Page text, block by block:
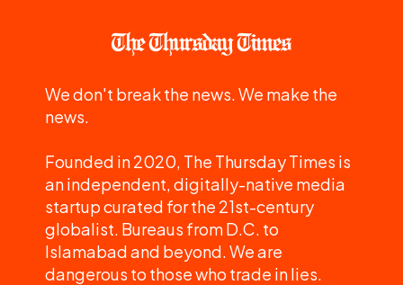
We don't break the news. We make the
news.
Founded in 2020, The Thursday Times is
an independent, digitally-native media
startup curated for the 21st-century
globalist. Bureaus from D.C. to
Islamabad and beyond. We are
dangerous to those who trade in lies.